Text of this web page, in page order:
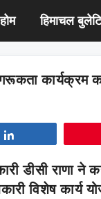
होम हिमाचल
कार्यक्रम
डीसी राणा ने
विशेष कार्य